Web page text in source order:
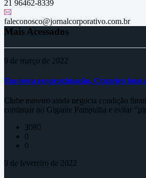
21 96462-8339
faleconosco@jornalcorporativo.com.br
Mais Acessados
9 de março de 2022
Em nova reaproximação, Cruzeiro
Clube mineiro ainda negocia condição
continuar no Gigante Pampulha e evitar
3080
0
0
9 de fevereiro de 2022